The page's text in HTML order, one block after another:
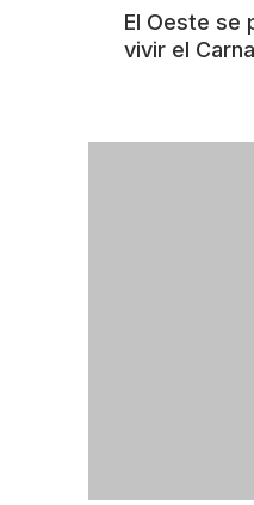
El Oeste se
vivir el